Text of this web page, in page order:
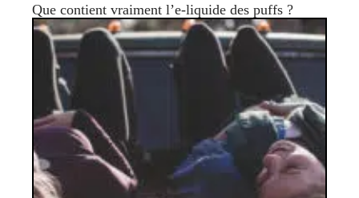
Que contient vraiment l’e-liquide des puffs ?